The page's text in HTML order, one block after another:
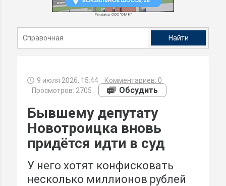
Реклама. ООО "ОМК"
9 июля 2026, 15:44 Комментариев: 0
Просмотров: 2705
Обсудить
Бывшему депутату
Новотроицка вновь
придётся идти в суд
У него хотят конфисковать
несколько миллионов рублей